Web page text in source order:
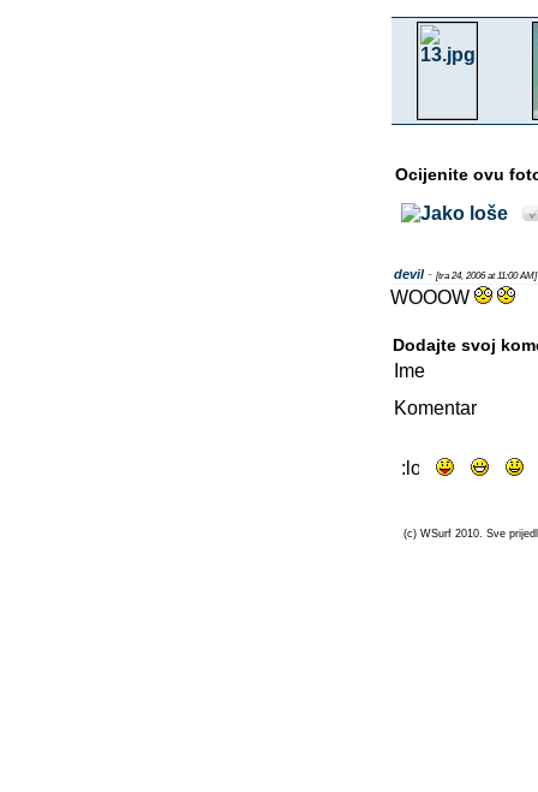
Ocijenite ovu
devil- [tra 24, 2006 at 11:00 AM]
WOOOW
Dodajte svoj
Ime
Komentar
(c) WSurf 2010. Sve